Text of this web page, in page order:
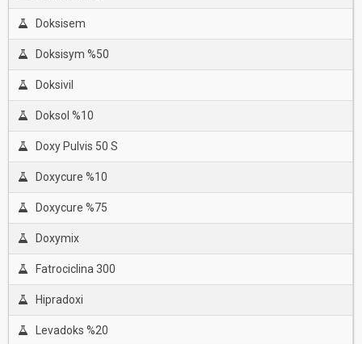
Doksisem
Doksisym %50
Doksivil
Doksol %10
Doxy Pulvis 50 S
Doxycure %10
Doxycure %75
Doxymix
Fatrociclina 300
Hipradoxi
Levadoks %20